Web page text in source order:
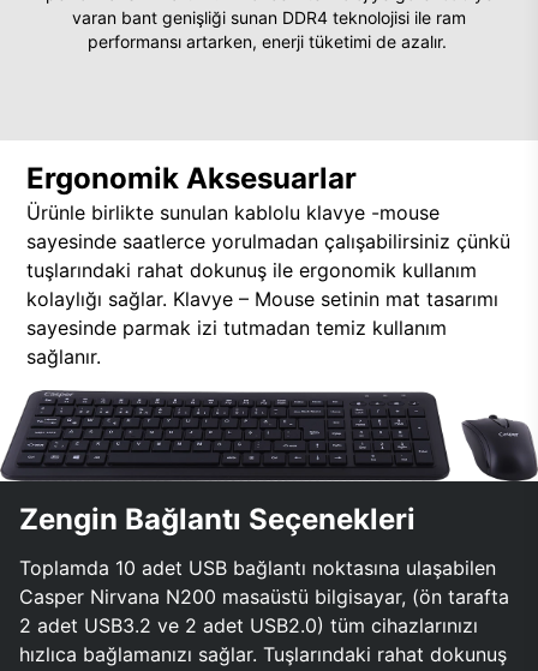
varan bant genişliği sunan DDR4 teknolojisi ile ram
performansı artarken, enerji tüketimi de azalır.
Ergonomik Aksesuarlar
Ürünle birlikte sunulan kablolu klavye -mouse
sayesinde saatlerce yorulmadan çalışabilirsiniz çünkü
tuşlarındaki rahat dokunuş ile ergonomik kullanım
kolaylığı sağlar. Klavye – Mouse setinin mat tasarımı
sayesinde parmak izi tutmadan temiz kullanım
sağlanır.
Zengin Bağlantı Seçenekleri
Toplamda 10 adet USB bağlantı noktasına ulaşabilen
Casper Nirvana N200 masaüstü bilgisayar, (ön tarafta
2 adet USB3.2 ve 2 adet USB2.0) tüm cihazlarınızı
hızlıca bağlamanızı sağlar. Tuşlarındaki rahat dokunuş